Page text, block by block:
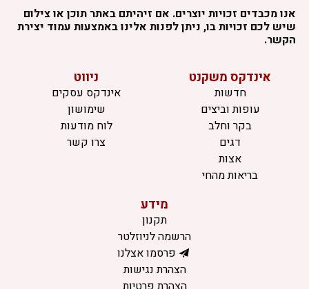
אנו מכבדים זכויות יוצרים. אם זיהיתם באתר תוכן או צילום
שיש לכם זכויות בו, ניתן לפנות אלינו באמצעות עמוד יצירת
הקשר.
אינדקס משקנט
חדשות
עופות וביצים
בקר וחלב
דגים
אצות
בריאות מהחי
ניווט
אינדקס עסקים
שימושון
לוח מודעות
צרו קשר
מידע
תקנון
הרשמה לניוזלטר
פרסמו אצלנו
הצהרת נגישות